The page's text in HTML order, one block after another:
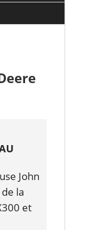
John
la
et